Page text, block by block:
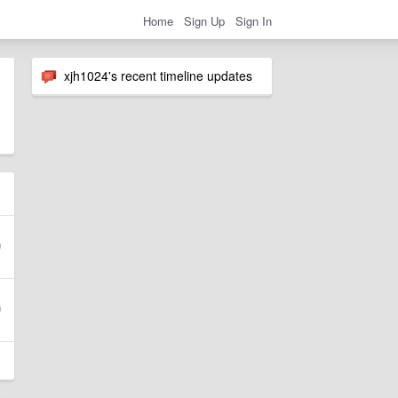
Home Sign Up Sign In
xjh1024's recent timeline updates